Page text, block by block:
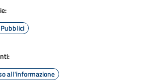
all'informazione